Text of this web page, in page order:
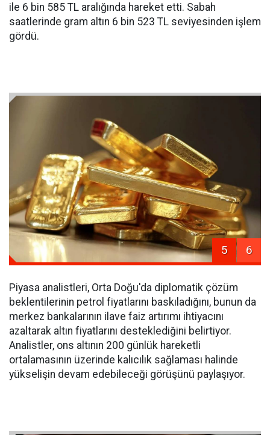
ile 6 bin 585 TL aralığında hareket etti. Sabah
saatlerinde gram altın 6 bin 523 TL seviyesinden işlem
gördü.
5 6
Piyasa analistleri, Orta Doğu'da diplomatik çözüm
beklentilerinin petrol fiyatlarını baskıladığını, bunun da
merkez bankalarının ilave faiz artırımı ihtiyacını
azaltarak altın fiyatlarını desteklediğini belirtiyor.
Analistler, ons altının 200 günlük hareketli
ortalamasının üzerinde kalıcılık sağlaması halinde
yükselişin devam edebileceği görüşünü paylaşıyor.